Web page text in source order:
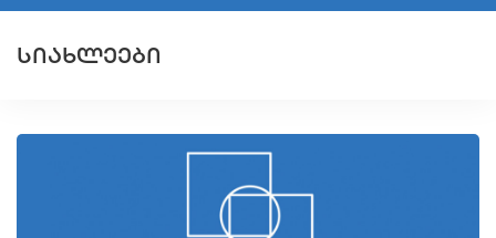
ᲡᲘᲐᲮᲚᲔᲔᲑᲘ